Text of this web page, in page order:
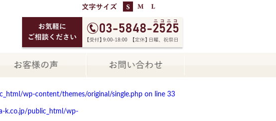
wp-content/themes/original/single.php on line 33
k.co.jp/public_html/wp-